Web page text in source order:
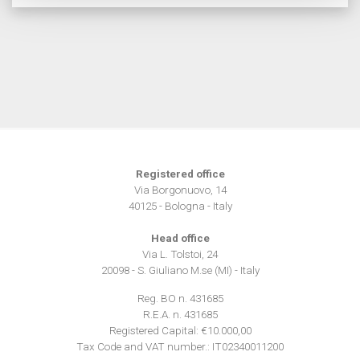
nostri partner che si occupano di analisi dei dati web,
pubblicità e social media, i quali potrebbero combinarle
con altre informazioni che ha fornito loro o che hanno
Registered office
Via Borgonuovo, 14
40125 - Bologna - Italy
Head office
Via L. Tolstoi, 24
20098 - S. Giuliano M.se (MI) - Italy
Reg. BO n. 431685
R.E.A. n. 431685
Registered Capital: €10.000,00
Tax Code and VAT number.: IT02340011200